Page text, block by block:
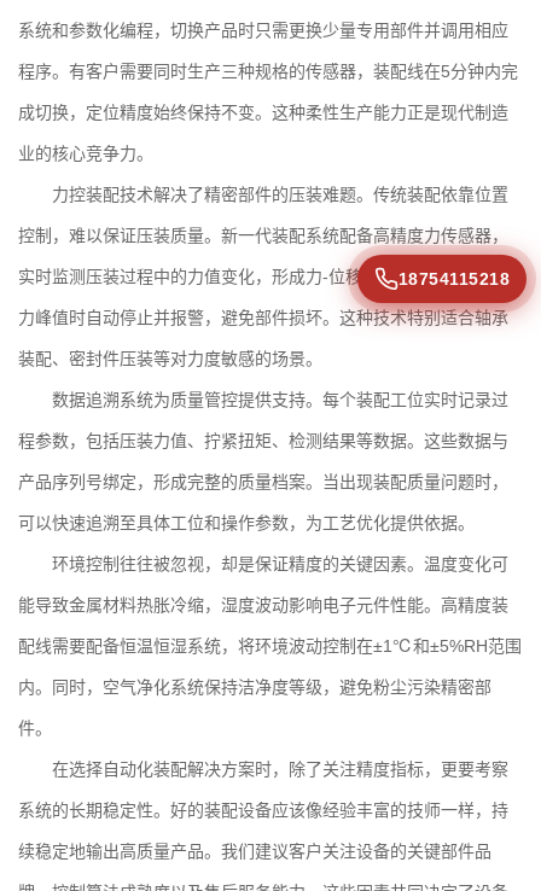
系统和参数化编程，切换产品时只需更换少量专用部件并调用相应
程序。有客户需要同时生产三种规格的传感器，装配线在5分钟内完
成切换，定位精度始终保持不变。这种柔性生产能力正是现代制造
业的核心竞争力。
力控装配技术解决了精密部件的压装难题。传统装配依靠位置
控制，难以保证压装质量。新一代装配系统配备高精度力传感器，
实时监测压装过程中的力值变化，形成力-位移曲线。当检测到异常
力峰值时自动停止并报警，避免部件损坏。这种技术特别适合轴承
装配、密封件压装等对力度敏感的场景。
数据追溯系统为质量管控提供支持。每个装配工位实时记录过
程参数，包括压装力值、拧紧扭矩、检测结果等数据。这些数据与
产品序列号绑定，形成完整的质量档案。当出现装配质量问题时，
可以快速追溯至具体工位和操作参数，为工艺优化提供依据。
环境控制往往被忽视，却是保证精度的关键因素。温度变化可
能导致金属材料热胀冷缩，湿度波动影响电子元件性能。高精度装
配线需要配备恒温恒湿系统，将环境波动控制在±1℃和±5%RH范围
内。同时，空气净化系统保持洁净度等级，避免粉尘污染精密部
件。
在选择自动化装配解决方案时，除了关注精度指标，更要考察
系统的长期稳定性。好的装配设备应该像经验丰富的技师一样，持
续稳定地输出高质量产品。我们建议客户关注设备的关键部件品
18754115218